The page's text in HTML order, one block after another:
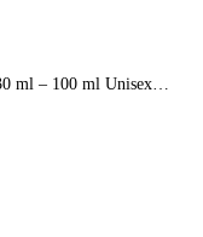
ml – 100 ml Unisex…